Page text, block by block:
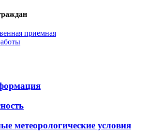
приемная
метеорологические условия